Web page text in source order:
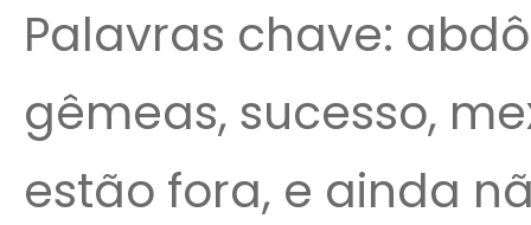
Palavras chave:
gêmeas, sucesso,
estão fora, e ainda